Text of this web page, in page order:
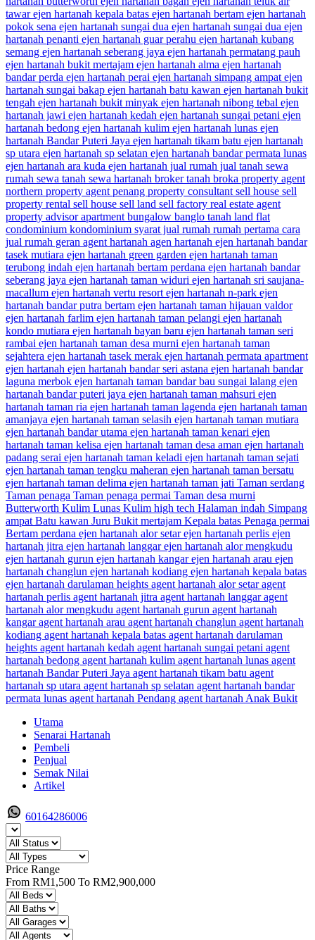
Utama
Senarai Hartanah
Pembeli
Penjual
Semak Nilai
Artikel
60164286006
Price Range
From RM1,500 To RM2,900,000